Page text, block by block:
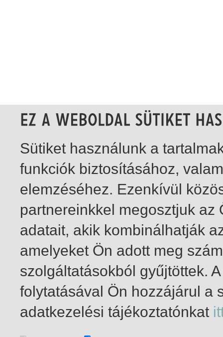
1-1 / insgesamt 1 Treffer
Sütiket használunk a
funkciók biztosításához,
elemzéséhez. Ezenkívül
partnereinkkel megosztjuk
adatait, akik kombinálhatják
amelyeket Ön adott meg
szolgáltatásokból gyűjtöttek.
folytatásával Ön hozzájárul a
adatkezelési tájékoztatónkat